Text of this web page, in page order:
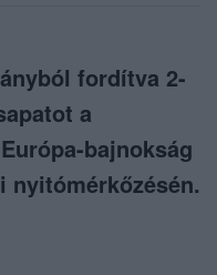
fordítva 2-
a
bajnokság
nyitómérkőzésén.